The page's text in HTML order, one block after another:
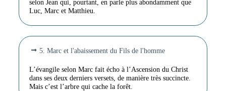
selon Jean qui, pourtant, en parle plus abondamment que
Luc, Marc et Matthieu.
5. Marc et l'abaissement du Fils de l'homme
L’évangile selon Marc fait écho à l’Ascension du Christ
dans ses deux derniers versets, de manière très succincte.
Mais c’est l’arbre qui cache la forêt.